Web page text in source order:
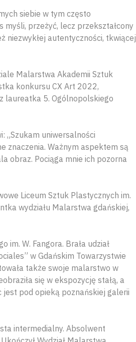
siebie w tym często
myśli, przeżyć, lecz przekształcony
niezwykłej autentyczności, tkwiącej
Malarstwa Akademii Sztuk
konkursu CX Art 2022,
laureatka 5. Ogólnopolskiego
„Szukam uniwersalności
znaczenia. Ważnym aspektem są
obraz. Pociąga mnie ich pozorna
Liceum Sztuk Plastycznych im.
wydziału Malarstwa gdańskiej,
W. Fangora. Brała udział
w Gdańskim Towarzystwie
także swoje malarstwo w
się w ekspozycję stałą, a
pod opieką poznańskiej galerii
intermedialny. Absolwent